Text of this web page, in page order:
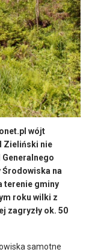
wójt
Zieliński nie
Środowiska na
terenie gminy
roku wilki z
zagryzły ok. 50
samotne